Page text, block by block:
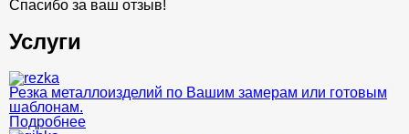
Спасибо за ваш отзыв!
Услуги
Резка металлоизделий по Вашим замерам или готовым
шаблонам.
Подробнее